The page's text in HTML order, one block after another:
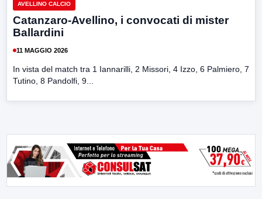
AVELLINO CALCIO
Catanzaro-Avellino, i convocati di mister
Ballardini
11 MAGGIO 2026
In vista del match tra 1 Iannarilli, 2 Missori, 4 Izzo, 6 Palmiero, 7
Tutino, 8 Pandolfi, 9...